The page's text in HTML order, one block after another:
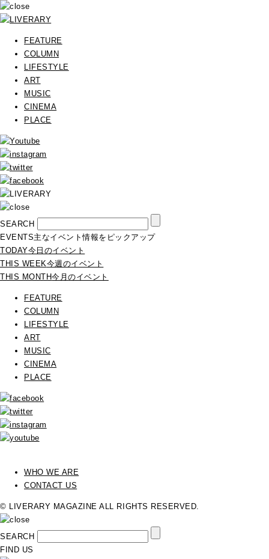
FEATURE
COLUMN
LIFESTYLE
ART
MUSIC
CINEMA
PLACE
SEARCH
EVENTS主なイベント情報をピックアップ
TODAY今日のイベント
THIS WEEK今週のイベント
THIS MONTH今月のイベント
FEATURE
COLUMN
LIFESTYLE
ART
MUSIC
CINEMA
PLACE
WHO WE ARE
CONTACT US
© LIVERARY MAGAZINE ALL RIGHTS RESERVED.
SEARCH
FIND US